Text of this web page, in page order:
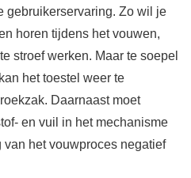
gebruikerservaring. Zo wil je
horen tijdens het vouwen,
stroef werken. Maar te soepel
het toestel weer te
Daarnaast moet
en vuil in het mechanisme
van het vouwproces negatief